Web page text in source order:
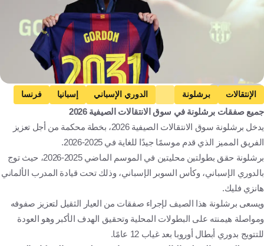
Getty Images
الإنتقالات برشلونة الدوري الإسباني إسبانيا
فرنسا
كرة قدم
جميع صفقات برشلونة في سوق الانتقالات الصيفية 2026
يدخل برشلونة سوق الانتقالات الصيفية 2026، بخطة محكمة من أجل تعزيز
الفريق المميز الذي قدم موسمًا جيدًا للغاية في 2025-2026.
برشلونة حقق بطولتين محليتين في الموسم الماضي 2025-2026، حيث توج
بالدوري الإسباني، وكأس السوبر الإسباني، وذلك تحت قيادة المدرب الألماني
هانزي فليك.
ويسعى برشلونة هذا الصيف لإجراء صفقات من العيار الثقيل لتعزيز صفوفه
ومواصلة هيمنته على البطولات المحلية وتحقيق الهدف الأكبر وهو العودة
للتتويج بدوري أبطال أوروبا بعد غياب 12 عامًا.